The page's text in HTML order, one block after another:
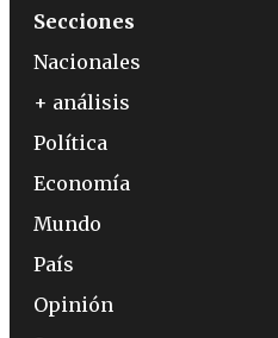
Secciones
Nacionales
+ análisis
Política
Economía
Mundo
País
Opinión